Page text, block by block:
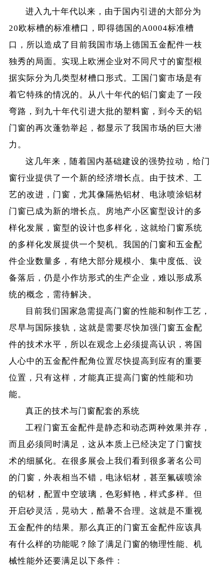
进入九十年代以来，由于国内引进的大部分为
20欧标槽的标准槽口，即得德国的A0004标准槽
口，所以造成了目前我国市场上德国五金配件一枝
独秀的局面。实现上欧洲企业对不同尺寸的窗型根
据实际分为几类型材槽口形式。工国门窗市场是有
着它特殊的情况的。从八十年代的铝门窗走了一段
弯路，到九十年代引进大批的塑料窗，到今天的铝
门窗的再次蓬勃举起，都显示了我国市场的巨大潜
力。
这几年来，随着国内基础建设的强势拉动，给门
窗行业提供了一个新的经济增长点。由于技术、工
艺的改进，门窗，尤其像隔热铝材、电泳喷涂铝材
门窗已成为新的增长点。房地产小区窗型设计的多
样化发展，窗型的设计也多样化，这就给门窗系统
的多样化发展提供一个契机。我国的门窗和五金配
件企业数量多，有绝大部分规模小、集中度低、设
备落后，仍是小作坊形式的生产企业，难以形成系
统的概念，需待解决。
目前我们国家急需提高门窗的性能和制作工艺，
尽早与国际接轨，这就是需要尽快加强门窗五金配
件的技术水平，所以在观念上必须提高认识，将国
人心中的五金配件配角位置尽快提高到应有的重要
位置，只有这样，才能真正提高门窗的性能和功
能。
真正的技术与门窗配套的系统
工程门窗五金配件是静态和动态两种效果并存，
而且必须同时满足，这从本质上已经决定了门窗技
术的细腻化。在很多展会上我们看到很多著名公司
的门窗，外表相当不错，电泳铝材，甚至氟碳喷涂
的铝材，配置中空玻璃，色彩鲜艳，样式多样。但
开启砂灵活，晃动大，酷暑不合理。这就是不重视
五金配件的结果。那么真正的门窗五金配件应该具
有什么样的功能呢？除了满足门窗的物理性能、机
械性能外还要满足以下条件：